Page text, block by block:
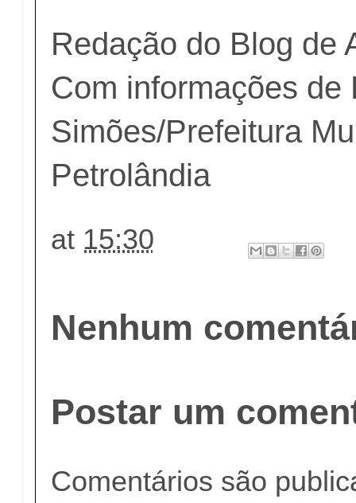
Redação do Blog de
Com informações de
Simões/Prefeitura
Petrolândia
at 15:30
Nenhum
Postar um
Comentários são